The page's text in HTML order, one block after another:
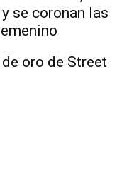
se coronan las
oro de Street